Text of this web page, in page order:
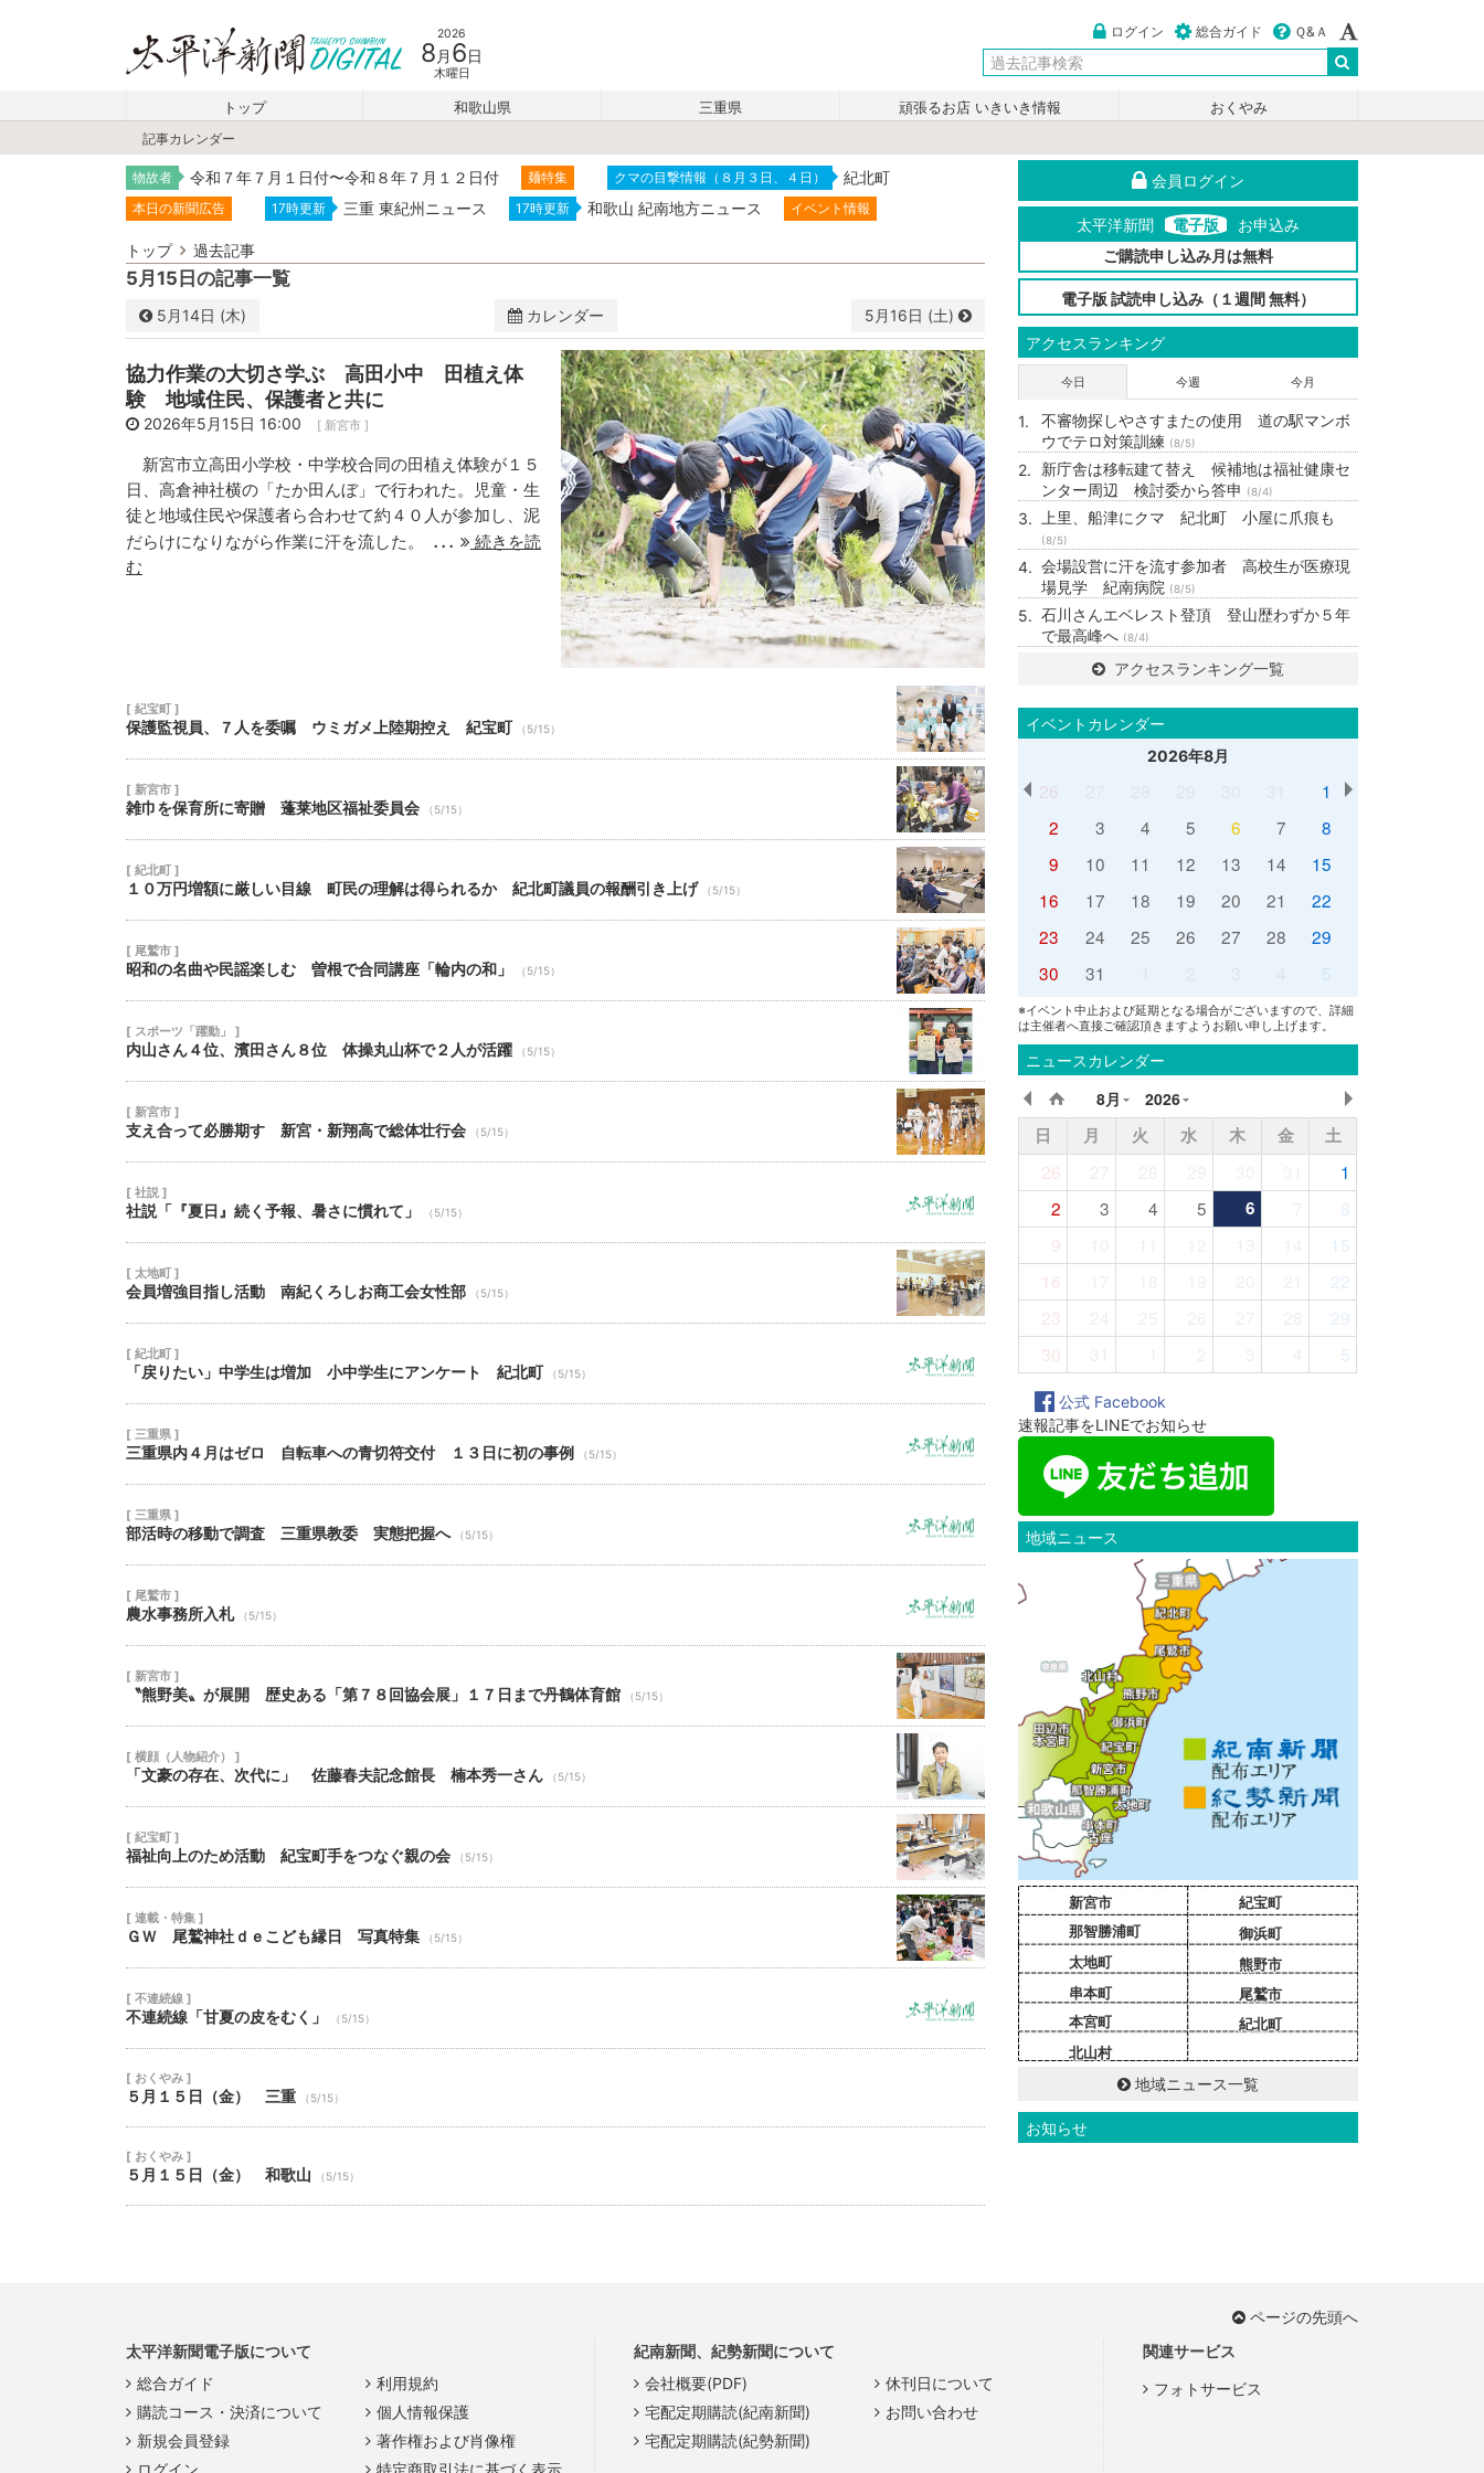
2026
8 月 6日
木曜日
ログイン 総合ガイド Ｑ&Ａ
トップ 和歌山県 三重県 頑張るお店 いきいき情報
おくやみ
記事カレンダー
物故者 令和７年７月１日付〜令和８年７月１２日付 麺特集 クマの目撃情報（８月３日、４日） 紀北町
本日の新聞広告 17時更新 三重 東紀州ニュース 17時更新 和歌山 紀南地方ニュース イベント情報
トップ 過去記事
5月15日の記事一覧
5月 14日 (木) カレンダー 5月 16日 (土)
日 月 水 木 金
土
26
27 29 30 1
2
3
4 5 6 7 8
9
10
11 12 13 14 15
16
17
18 19 20 21 22
23
27 28 29
30
3 4 5 6
協力作業の大切さ学ぶ 高田小中 田植え体
験 地域住民、保護者と共に
2026年5月15日 16:00 [ 新宮市 ]
新宮市立高田小学校・中学校合同の田植え体験が１５
日、高倉神社横の「たか田んぼ」で行われた。児童・生
徒と地域住民や保護者ら合わせて約４０人が参加し、泥
だらけになりながら作業に汗を流した。
...
続きを読
む
[ 紀宝町 ]
保護監視員、７人を委嘱 ウミガメ上陸期控え 紀宝町 （5/15）
[ 新宮市 ]
雑巾を保育所に寄贈 蓬莱地区福祉委員会 （5/15）
[ 紀北町 ]
１０万円増額に厳しい目線 町民の理解は得られるか 紀北町議員の報酬引き上げ （5/15）
[ 尾鷲市 ]
昭和の名曲や民謡楽しむ 曽根で合同講座「輪内の和」 （5/15）
[ スポーツ「躍動」 ]
内山さん４位、濱田さん８位 体操丸山杯で２人が活躍 （5/15）
[ 新宮市 ]
支え合って必勝期す 新宮・新翔高で総体壮行会 （5/15）
[ 社説 ]
社説「『夏日』続く予報、暑さに慣れて」 （5/15）
[ 太地町 ]
会員増強目指し活動 南紀くろしお商工会女性部 （5/15）
[ 紀北町 ]
「戻りたい」中学生は増加 小中学生にアンケート 紀北町 （5/15）
[ 三重県 ]
三重県内４月はゼロ 自転車への青切符交付 １３日に初の事例 （5/15）
[ 三重県 ]
部活時の移動で調査 三重県教委 実態把握へ （5/15）
[ 尾鷲市 ]
農水事務所入札 （5/15）
[ 新宮市 ]
〝熊野美〟が展開 歴史ある「第７８回協会展」１７日まで丹鶴体育館 （5/15）
[ 横顔（人物紹介） ]
「文豪の存在、次代に」 佐藤春夫記念館長 楠本秀一さん （5/15）
[ 紀宝町 ]
福祉向上のため活動 紀宝町手をつなぐ親の会 （5/15）
[ 連載・特集 ]
ＧＷ 尾鷲神社ｄｅこども縁日 写真特集 （5/15）
[ 不連続線 ]
不連続線「甘夏の皮をむく」 （5/15）
[ おくやみ ]
５月１５日（金） 三重 （5/15）
[ おくやみ ]
５月１５日（金） 和歌山 （5/15）
会員ログイン
太平洋新聞 電子版
お申込み
ご購読申し込み月は無料
電子版 試読申し込み（１週間 無料）
アクセスランキング
今日 今週 今月
不審物探しやさすまたの使用 道の駅マンボ
ウでテロ対策訓練 (8/5)
新庁舎は移転建て替え 候補地は福祉健康セ
ンター周辺 検討委から答申
(8/4)
上里、船津にクマ 紀北町 小屋に爪痕も
(8/5)
会場設営に汗を流す参加者 高校生が医療現
場見学 紀南病院 (8/5)
石川さんエベレスト登頂 登山歴わずか５年
で最高峰へ (8/4)
アクセスランキング一覧
イベントカレンダー
2026年8月
26
1
2
3 4 5 6 7
8
9
10 11 12 13 14
15
16
17 18 19 20 21
22
23
24 25 26 27 28
29
30
31 5
※イベント中止および延期となる場合がございますので、詳細
は主催者へ直接ご確認頂きますようお願い申し上げます。
ニュースカレンダー
8月 2026
日 月 火 水 木 金
土
26
1
2
3 4 5 6
8
9
15
16
22
23
29
30
5
公式 Facebook
速報記事をLINEでお知らせ
地域ニュース
新宮市
那智勝浦町
太地町
串本町
本宮町
北山村
紀宝町
御浜町
熊野市
尾鷲市
紀北町
地域ニュース一覧
お知らせ
ページの先頭へ
太平洋新聞電子版について
総合ガイド
購読コース・決済について
新規会員登録
ログイン
利用規約
個人情報保護
著作権および肖像権
特定商取引法に基づく表示
紀南新聞、紀勢新聞について
会社概要(PDF)
宅配定期購読(紀南新聞)
宅配定期購読(紀勢新聞)
休刊日について
お問い合わせ
関連サービス
フォトサービス